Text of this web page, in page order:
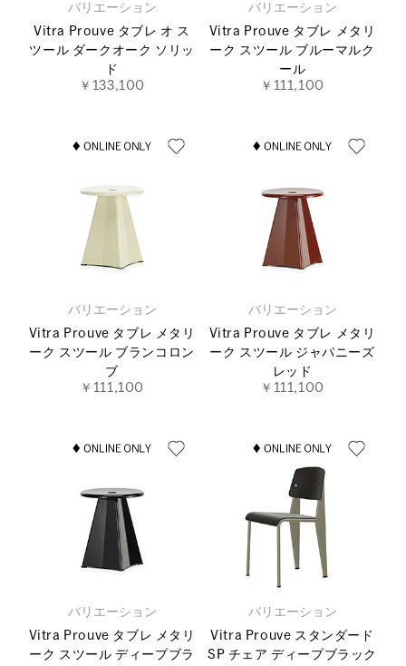
バリエーション
Vitra Prouve タブレ オ ス
ツール ダークオーク ソリッ
ド
￥133,100
バリエーション
Vitra Prouve タブレ メタリ
ーク スツール ブルーマルク
ール
￥111,100
バリエーション
Vitra Prouve タブレ メタリ
ーク スツール ブランコロン
ブ
￥111,100
バリエーション
Vitra Prouve タブレ メタリ
ーク スツール ジャパニーズ
レッド
￥111,100
バリエーション
Vitra Prouve タブレ メタリ
ーク スツール ディープブラ
バリエーション
Vitra Prouve スタンダード
SP チェア ディープブラック